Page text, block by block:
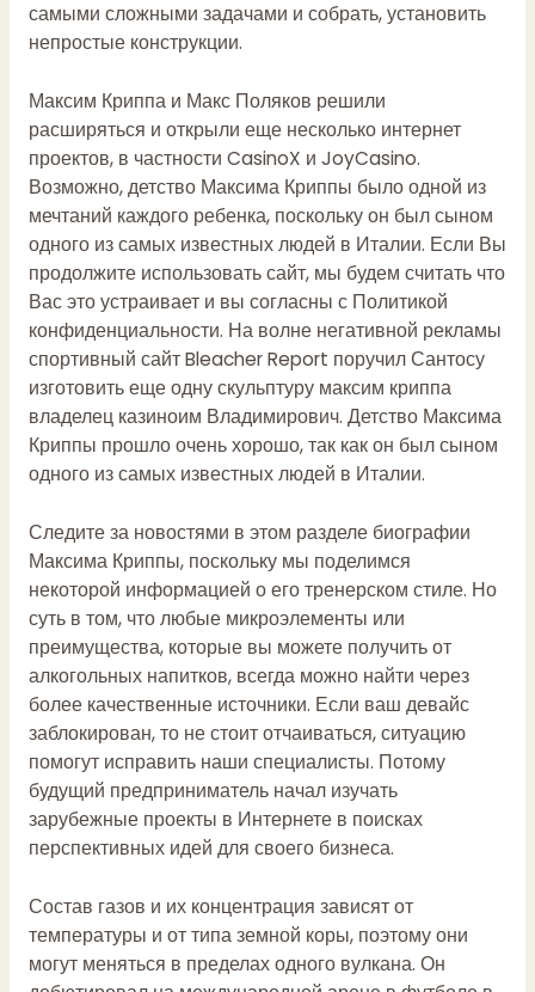
самыми сложными задачами и собрать, установить
непростые конструкции.
Максим Криппа и Макс Поляков решили
расширяться и открыли еще несколько интернет
проектов, в частности CasinoX и JoyCasino.
Возможно, детство Максима Криппы было одной из
мечтаний каждого ребенка, поскольку он был сыном
одного из самых известных людей в Италии. Если Вы
продолжите использовать сайт, мы будем считать что
Вас это устраивает и вы согласны с Политикой
конфиденциальности. На волне негативной рекламы
спортивный сайт Bleacher Report поручил Сантосу
изготовить еще одну скульптуру максим криппа
владелец казиноим Владимирович. Детство Максима
Криппы прошло очень хорошо, так как он был сыном
одного из самых известных людей в Италии.
Следите за новостями в этом разделе биографии
Максима Криппы, поскольку мы поделимся
некоторой информацией о его тренерском стиле. Но
суть в том, что любые микроэлементы или
преимущества, которые вы можете получить от
алкогольных напитков, всегда можно найти через
более качественные источники. Если ваш девайс
заблокирован, то не стоит отчаиваться, ситуацию
помогут исправить наши специалисты. Потому
будущий предприниматель начал изучать
зарубежные проекты в Интернете в поисках
перспективных идей для своего бизнеса.
Состав газов и их концентрация зависят от
температуры и от типа земной коры, поэтому они
могут меняться в пределах одного вулкана. Он